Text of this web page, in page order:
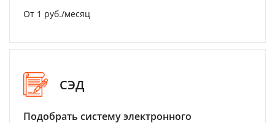
От 1 руб./месяц
СЭД
Подобрать систему электронного